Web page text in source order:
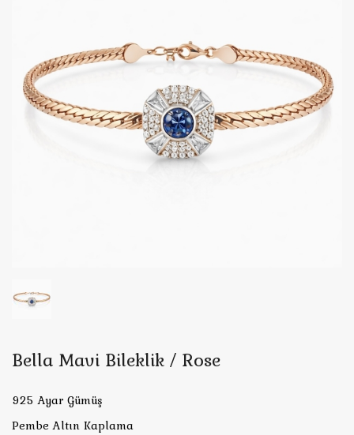
Bella Mavi Bileklik / Rose
925 Ayar Gümüş
Pembe Altın Kaplama